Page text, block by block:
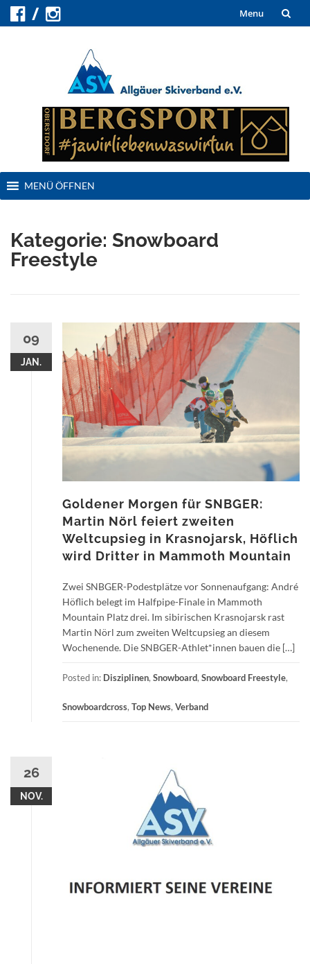
Menu
content
to
MENÜ ÖFFNEN
Kategorie: Snowboard
Freestyle
09
JAN.
Goldener Morgen für SNBGER:
Martin Nörl feiert zweiten
Weltcupsieg in Krasnojarsk, Höflich
wird Dritter in Mammoth Mountain
Zwei SNBGER-Podestplätze vor Sonnenaufgang: André
Höflich belegt im Halfpipe-Finale in Mammoth
Mountain Platz drei. Im sibirischen Krasnojarsk rast
Martin Nörl zum zweiten Weltcupsieg an diesem
Wochenende. Die SNBGER-Athlet*innen bauen die […]
Posted in: Disziplinen, Snowboard, Snowboard Freestyle,
Snowboardcross, Top News, Verband
26
NOV.